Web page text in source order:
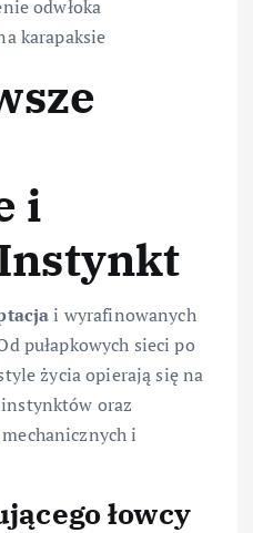
odwłoka
karapaksie
i
i wyrafinowanych
pułapkowych sieci po
życia opierają się na
oraz
i
łowcy